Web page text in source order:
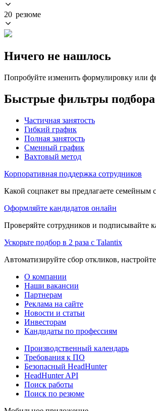
20 резюме
Ничего не нашлось
Попробуйте изменить формулировку или
Быстрые фильтры
Частичная занятость
Гибкий график
Полная занятость
Сменный график
Вахтовый метод
Корпоративная поддержка сотрудников
Какой соцпакет вы предлагаете семейным
Оформляйте кандидатов онлайн
Проверяйте сотрудников и подписывайте
Ускорьте подбор в 2 раза с Talantix
Автоматизируйте сбор откликов,
О компании
Наши вакансии
Партнерам
Реклама на сайте
Новости и статьи
Инвесторам
Кандидаты по профессиям
Производственный календарь
Требования к ПО
Безопасный HeadHunter
HeadHunter API
Поиск работы
Поиск по резюме